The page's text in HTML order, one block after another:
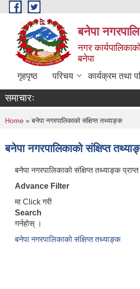
Skip to main content
बनेपा
नगर
बनेपा
गृहपृष्ठ परिचय कार्यक्रम तथा
समाचारः
You are here
Home » बनेपा नगरपालिकाको संक्षिप्त तथ्याङ्क
बनेपा नगरपालिकाको संक्षिप्त
बनेपा नगरपालिकाको संक्षिप्त तथ्याङ्क
Advance Filter
मा Click गरी
Search
गर्नहोस् ।
बनेपा नगरपालिकाको संक्षिप्त तथ्याङ्क